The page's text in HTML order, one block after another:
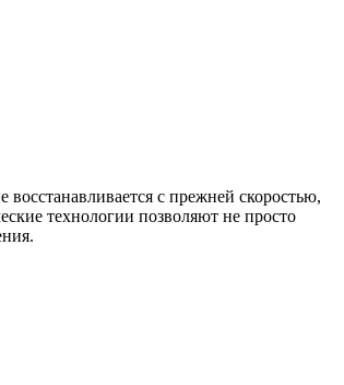
с прежней скоростью,
технологии позволяют не просто